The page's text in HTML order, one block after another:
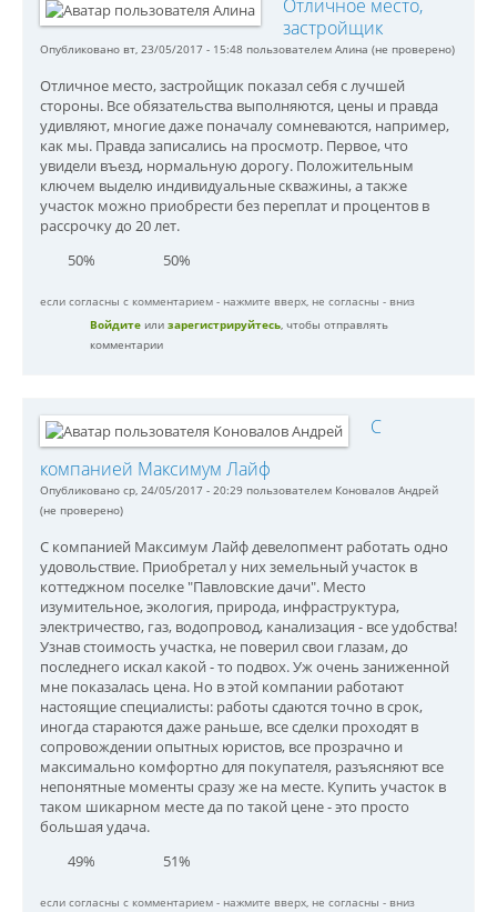
Отличное место,
застройщик
Опубликовано вт, 23/05/2017 - 15:48 пользователем Алина (не проверено)
Отличное место, застройщик показал себя с лучшей
стороны. Все обязательства выполняются, цены и правда
удивляют, многие даже поначалу сомневаются, например,
как мы. Правда записались на просмотр. Первое, что
увидели въезд, нормальную дорогу. Положительным
ключем выделю индивидуальные скважины, а также
участок можно приобрести без переплат и процентов в
рассрочку до 20 лет.
50%
50%
если согласны с комментарием - нажмите вверх, не согласны - вниз
Войдите или зарегистрируйтесь, чтобы отправлять
комментарии
С
компанией Максимум Лайф
Опубликовано ср, 24/05/2017 - 20:29 пользователем Коновалов Андрей
(не проверено)
С компанией Максимум Лайф девелопмент работать одно
удовольствие. Приобретал у них земельный участок в
коттеджном поселке "Павловские дачи". Место
изумительное, экология, природа, инфраструктура,
электричество, газ, водопровод, канализация - все удобства!
Узнав стоимость участка, не поверил свои глазам, до
последнего искал какой - то подвох. Уж очень заниженной
мне показалась цена. Но в этой компании работают
настоящие специалисты: работы сдаются точно в срок,
иногда стараются даже раньше, все сделки проходят в
сопровождении опытных юристов, все прозрачно и
максимально комфортно для покупателя, разъясняют все
непонятные моменты сразу же на месте. Купить участок в
таком шикарном месте да по такой цене - это просто
большая удача.
49%
51%
если согласны с комментарием - нажмите вверх, не согласны - вниз